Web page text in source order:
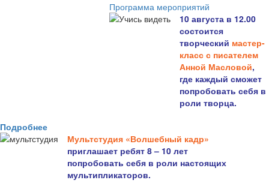
Программа мероприятий
10 августа в 12.00
состоится
творческий мастер-
класс с писателем
Анной Масловой,
где каждый сможет
попробовать себя в
роли творца.
Подробнее
Мультстудия «Волшебный кадр»
приглашает ребят 8 – 10 лет
попробовать себя в роли настоящих
мультипликаторов.